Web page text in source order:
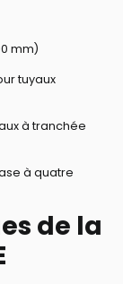
mm)
tuyaux
à tranchée
à quatre
de la